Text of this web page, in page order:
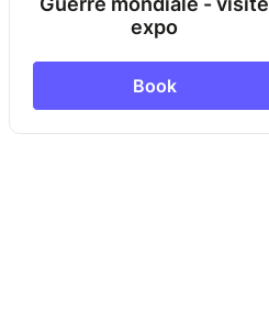
expo
Book